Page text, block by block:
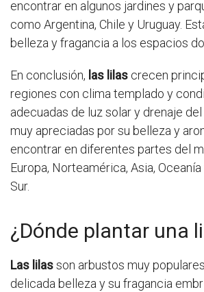
encontrar en algunos jardines y
como Argentina, Chile y Uruguay.
belleza y fragancia a los espacios
En conclusión, las lilas crecen
regiones con clima templado y
adecuadas de luz solar y drenaje
muy apreciadas por su belleza y
encontrar en diferentes partes del
Europa, Norteamérica, Asia,
Sur.
¿Dónde plantar una
Las lilasson arbustos muy
delicada belleza y su fragancia